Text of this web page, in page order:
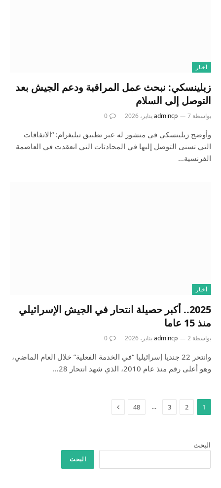
أخبار
زيلينسكي: نبحث عمل المراقبة ودعم الجيش بعد
التوصل إلى السلام
بواسطة admincp 7 يناير، 2026 0
وأوضح زيلينسكي في منشور له عبر تطبيق تيليغرام: “الاتفاقات
التي تسنى التوصل إليها في المحادثات التي انعقدت في العاصمة
الفرنسية…
أخبار
2025.. أكبر حصيلة انتحار في الجيش الإسرائيلي
منذ 15 عاما
بواسطة admincp 2 يناير، 2026 0
وانتحر 22 جنديا إسرائيليا “في الخدمة الفعلية” خلال العام الماضي،
وهو أعلى رقم منذ عام 2010، الذي شهد انتحار 28…
1
2
3
…
48 التالي
البحث
البحث